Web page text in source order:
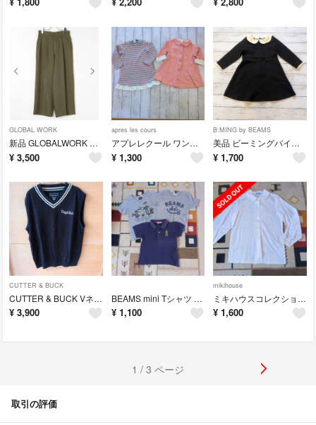
GLOBAL WORK
新品 GLOBALWORK 高山直子コラボ ウールライクタックワイドパンツ L
¥ 3,500
apres les cours
アプレレクール ワンピース 90 2点セット フリル リボン 袖レース ピンク
¥ 1,300
B:MING by BEAMS
美品 ビーミングバイビームス フォーマルワンピース 100
¥ 1,700
CUTTER & BUCK
CUTTER & BUCK Vネック ニットベスト ネイビー 日本製 デサント
¥ 3,900
BEAMS mini Tシャツ ポロシャツ 130 まとめ売りディズニー ロゴ
¥ 1,100
mikihouse
ミキハウスコレクション 丸襟 長袖ブラウス 白 130 コットン 日本製 フォー
¥ 1,600
1 / 3 ページ
取引の評価